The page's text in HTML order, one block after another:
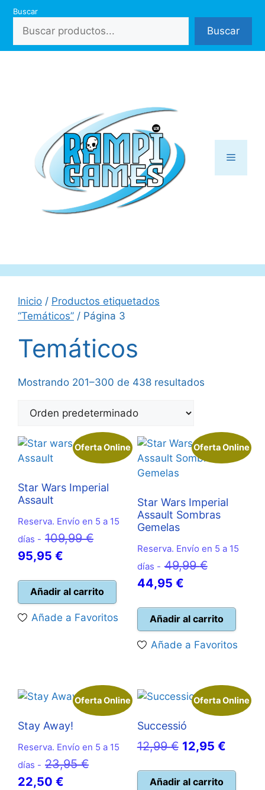
Saltar
contenido
Buscar
Buscar
Menú
Inicio / Productos etiquetados
“Temáticos” / Página 3
Temáticos
Mostrando 201–300 de 438 resultados
Oferta Online
Star Wars Imperial
Assault
Reserva. Envío en 5 a 15
días - 109,99€El
era:
109,99 €.
95,95 €
actual
es:
95,95 €.
Añadir al carrito
Añade a Favoritos
Oferta Online
Star Wars Imperial
Assault Sombras
Gemelas
Reserva. Envío en 5 a 15
días - 49,99€El
era:
49,99 €.
44,95 €El
actual
es:
44,95 €.
Añadir al carrito
Añade a Favoritos
Oferta Online
Stay Away!
Reserva. Envío en 5 a 15
días - 23,95€El
22,50 €
Oferta Online
Successió
12,99€ El
original
12,95 €El
Añadir al carrito